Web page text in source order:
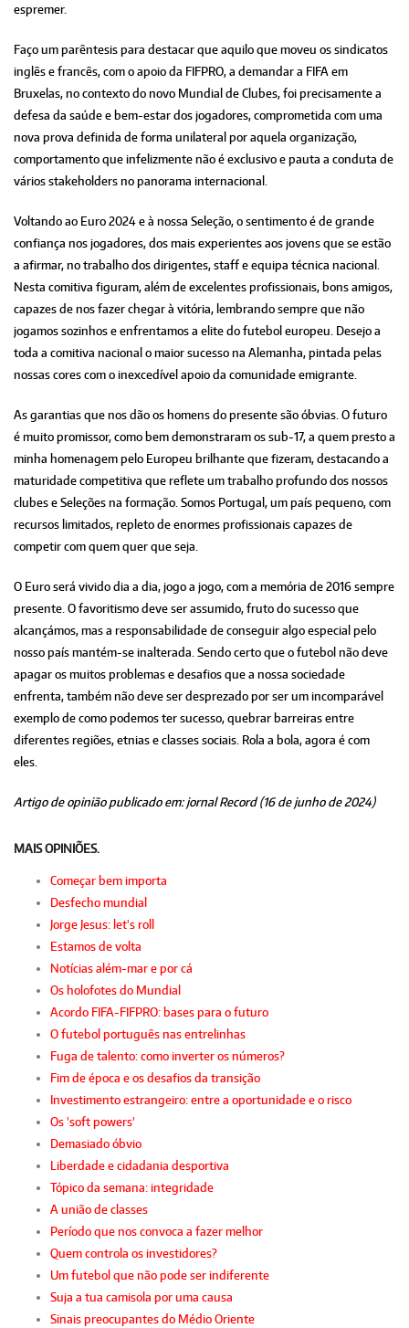
espremer.
Faço um parêntesis para destacar que aquilo que moveu os sindicatos
inglês e francês, com o apoio da FIFPRO, a demandar a FIFA em
Bruxelas, no contexto do novo Mundial de Clubes, foi precisamente a
defesa da saúde e bem-estar dos jogadores, comprometida com uma
nova prova definida de forma unilateral por aquela organização,
comportamento que infelizmente não é exclusivo e pauta a conduta de
vários stakeholders no panorama internacional.
Voltando ao Euro 2024 e à nossa Seleção, o sentimento é de grande
confiança nos jogadores, dos mais experientes aos jovens que se estão
a afirmar, no trabalho dos dirigentes, staff e equipa técnica nacional.
Nesta comitiva figuram, além de excelentes profissionais, bons amigos,
capazes de nos fazer chegar à vitória, lembrando sempre que não
jogamos sozinhos e enfrentamos a elite do futebol europeu. Desejo a
toda a comitiva nacional o maior sucesso na Alemanha, pintada pelas
nossas cores com o inexcedível apoio da comunidade emigrante.
As garantias que nos dão os homens do presente são óbvias. O futuro
é muito promissor, como bem demonstraram os sub-17, a quem presto a
minha homenagem pelo Europeu brilhante que fizeram, destacando a
maturidade competitiva que reflete um trabalho profundo dos nossos
clubes e Seleções na formação. Somos Portugal, um país pequeno, com
recursos limitados, repleto de enormes profissionais capazes de
competir com quem quer que seja.
O Euro será vivido dia a dia, jogo a jogo, com a memória de 2016 sempre
presente. O favoritismo deve ser assumido, fruto do sucesso que
alcançámos, mas a responsabilidade de conseguir algo especial pelo
nosso país mantém-se inalterada. Sendo certo que o futebol não deve
apagar os muitos problemas e desafios que a nossa sociedade
enfrenta, também não deve ser desprezado por ser um incomparável
exemplo de como podemos ter sucesso, quebrar barreiras entre
diferentes regiões, etnias e classes sociais. Rola a bola, agora é com
eles.
Artigo de opinião publicado em: jornal Record (16 de junho de 2024)
MAIS OPINIÕES.
Começar bem importa
Desfecho mundial
Jorge Jesus: let's roll
Estamos de volta
Notícias além-mar e por cá
Os holofotes do Mundial
Acordo FIFA-FIFPRO: bases para o futuro
O futebol português nas entrelinhas
Fuga de talento: como inverter os números?
Fim de época e os desafios da transição
Investimento estrangeiro: entre a oportunidade e o risco
Os 'soft powers'
Demasiado óbvio
Liberdade e cidadania desportiva
Tópico da semana: integridade
A união de classes
Período que nos convoca a fazer melhor
Quem controla os investidores?
Um futebol que não pode ser indiferente
Suja a tua camisola por uma causa
Sinais preocupantes do Médio Oriente